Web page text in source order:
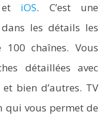
iOS. C’est une
les détails les
chaînes. Vous
détaillées avec
bien d’autres. TV
qui vous permet de